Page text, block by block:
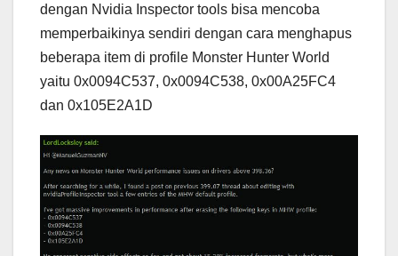
dengan Nvidia Inspector tools bisa mencoba
memperbaikinya sendiri dengan cara menghapus
beberapa item di profile Monster Hunter World
yaitu 0x0094C537, 0x0094C538, 0x00A25FC4
dan 0x105E2A1D